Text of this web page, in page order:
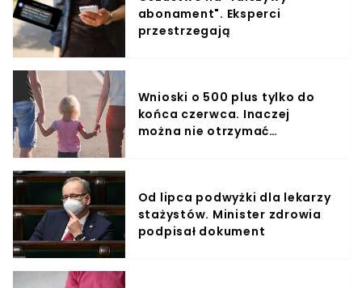
abonament". Eksperci
przestrzegają
Wnioski o 500 plus tylko do
końca czerwca. Inaczej
można nie otrzymać
Od lipca podwyżki dla lekarzy
stażystów. Minister zdrowia
podpisał dokument